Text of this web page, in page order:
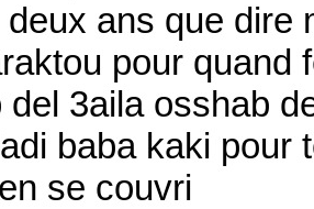
deux ans que dire
pour quand
del 3aila osshab
baba kaki pour
se couvri